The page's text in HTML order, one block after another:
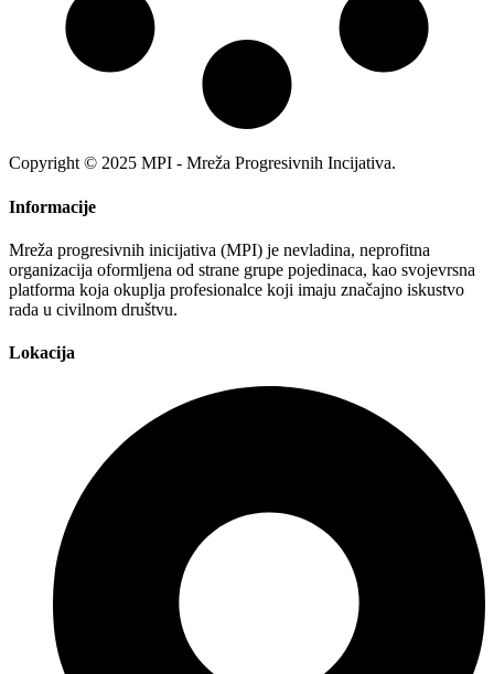
Copyright © 2025 MPI - Mreža Progresivnih Incijativa.
Informacije
Mreža progresivnih inicijativa (MPI) je nevladina, neprofitna
organizacija oformljena od strane grupe pojedinaca, kao svojevrsna
platforma koja okuplja profesionalce koji imaju značajno iskustvo
rada u civilnom društvu.
Lokacija